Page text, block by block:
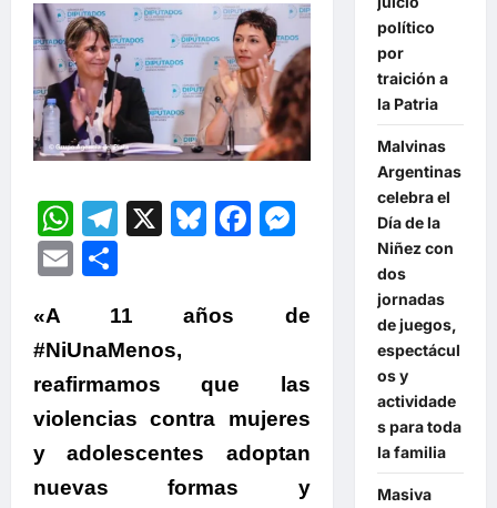
WhatsApp
Telegram
X Bluesky
Facebook
Messenger
Email
«A 11 años de
#NiUnaMenos,
reafirmamos que las
violencias contra mujeres
y adolescentes adoptan
nuevas formas y
político
por
traición a
la Patria
Malvinas
Argentinas
celebra el
Día de la
Niñez con
dos
jornadas
de juegos,
espectácul
os y
actividade
s para toda
la familia
Masiva